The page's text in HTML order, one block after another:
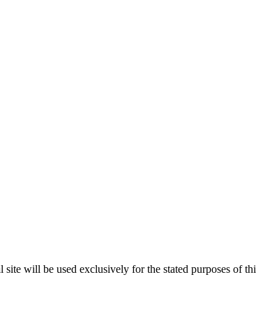
site will be used exclusively for the stated purposes